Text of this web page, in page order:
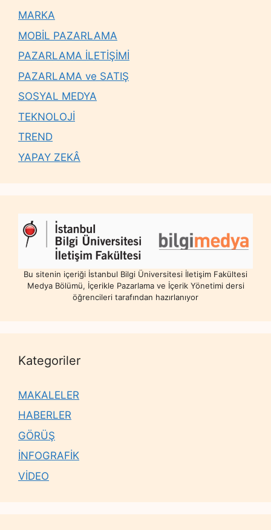
MARKA
MOBİL PAZARLAMA
PAZARLAMA İLETİŞİMİ
PAZARLAMA ve SATIŞ
SOSYAL MEDYA
TEKNOLOJİ
TREND
YAPAY ZEKÂ
Bu sitenin içeriği İstanbul Bilgi Üniversitesi İletişim Fakültesi
Medya Bölümü, İçerikle Pazarlama ve İçerik Yönetimi dersi
öğrencileri tarafından hazırlanıyor
Kategoriler
MAKALELER
HABERLER
GÖRÜŞ
İNFOGRAFİK
VİDEO